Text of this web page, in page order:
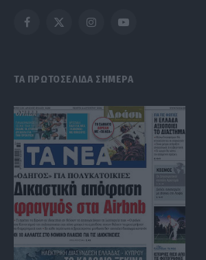
Facebook
X
InstagramYouTube
ΤΑ ΠΡΩΤΟΣΕΛΙΔΑ ΣΗΜΕΡΑ